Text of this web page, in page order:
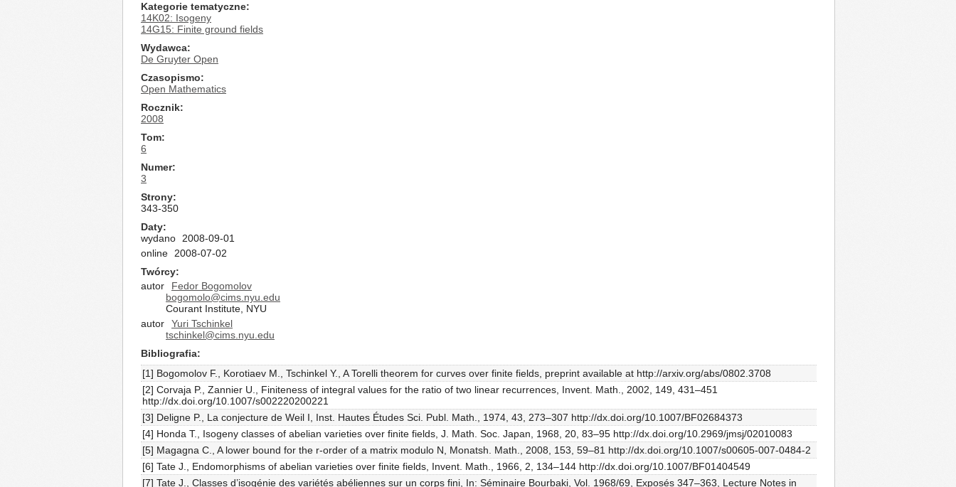
Kategorie tematyczne
14K02: Isogeny
14G15: Finite ground fields
Wydawca
De Gruyter Open
Czasopismo
Open Mathematics
Rocznik
2008
Tom
6
Numer
3
Strony
343-350
Daty
wydano
2008-09-01
online
2008-07-02
Twórcy
autor
Fedor Bogomolov
bogomolo@cims.nyu.edu
Courant Institute, NYU
autor
Yuri Tschinkel
tschinkel@cims.nyu.edu
Bibliografia
[1] Bogomolov F., Korotiaev M., Tschinkel Y., A Torelli theorem for curves over finite fields, preprint available at http://arxiv.org/abs/0802.3708
[2] Corvaja P., Zannier U., Finiteness of integral values for the ratio of two linear recurrences, Invent. Math., 2002, 149, 431–451
http://dx.doi.org/10.1007/s002220200221
[3] Deligne P., La conjecture de Weil I, Inst. Hautes Études Sci. Publ. Math., 1974, 43, 273–307 http://dx.doi.org/10.1007/BF02684373
[4] Honda T., Isogeny classes of abelian varieties over finite fields, J. Math. Soc. Japan, 1968, 20, 83–95 http://dx.doi.org/10.2969/jmsj/02010083
[5] Magagna C., A lower bound for the r-order of a matrix modulo N, Monatsh. Math., 2008, 153, 59–81 http://dx.doi.org/10.1007/s00605-007-0484-2
[6] Tate J., Endomorphisms of abelian varieties over finite fields, Invent. Math., 1966, 2, 134–144 http://dx.doi.org/10.1007/BF01404549
[7] Tate J., Classes d’isogénie des variétés abéliennes sur un corps fini, In: Séminaire Bourbaki, Vol. 1968/69, Exposés 347–363, Lecture Notes in